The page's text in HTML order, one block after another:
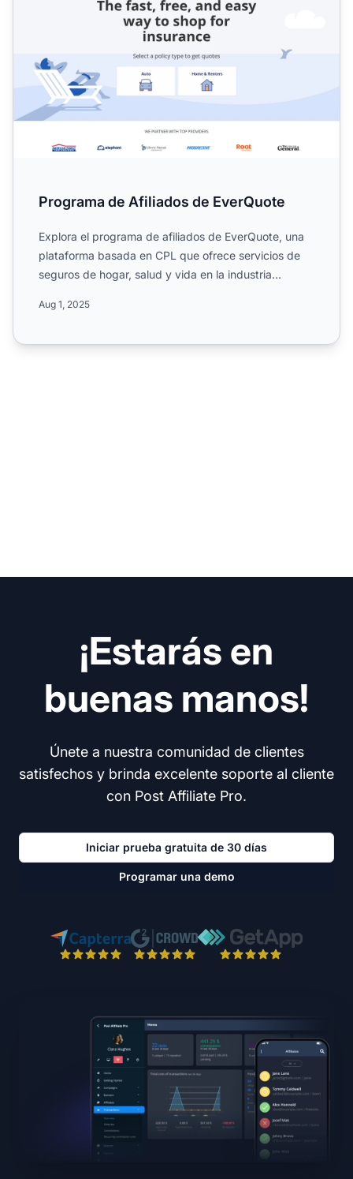
Programa de Afiliados de EverQuote
Explora el programa de afiliados de EverQuote, una
plataforma basada en CPL que ofrece servicios de
seguros de hogar, salud y vida en la industria
Aug 1, 2025
¡Estarás en
buenas manos!
Únete a nuestra comunidad de clientes
satisfechos y brinda excelente soporte al cliente
con Post Affiliate Pro.
Iniciar prueba gratuita de 30 días
Programar una demo